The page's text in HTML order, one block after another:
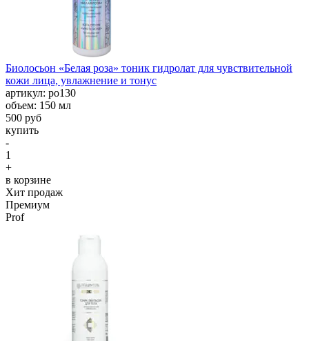
Биолосьон «Белая роза» тоник гидролат для чувствительной
кожи лица, увлажнение и тонус
aртикул: ро130
объем: 150 мл
500 руб
купить
-
1
+
в корзине
Хит продаж
Премиум
Prof